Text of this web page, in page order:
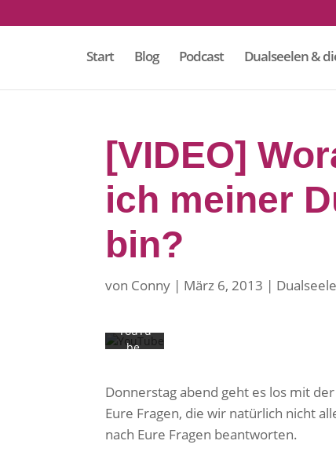
Start Blog Podcast Dualseelen &
[VIDEO]
ich meiner
bin?
von Conny März 6, 2013
dem
Laden
des
Videos
akzept
ieren
Sie die
chutze
YouTu
be.
en
Video
Donnerstag abend geht es los mit
Eure Fragen, die wir natürlich nicht
nach Eure Fragen beantworten.